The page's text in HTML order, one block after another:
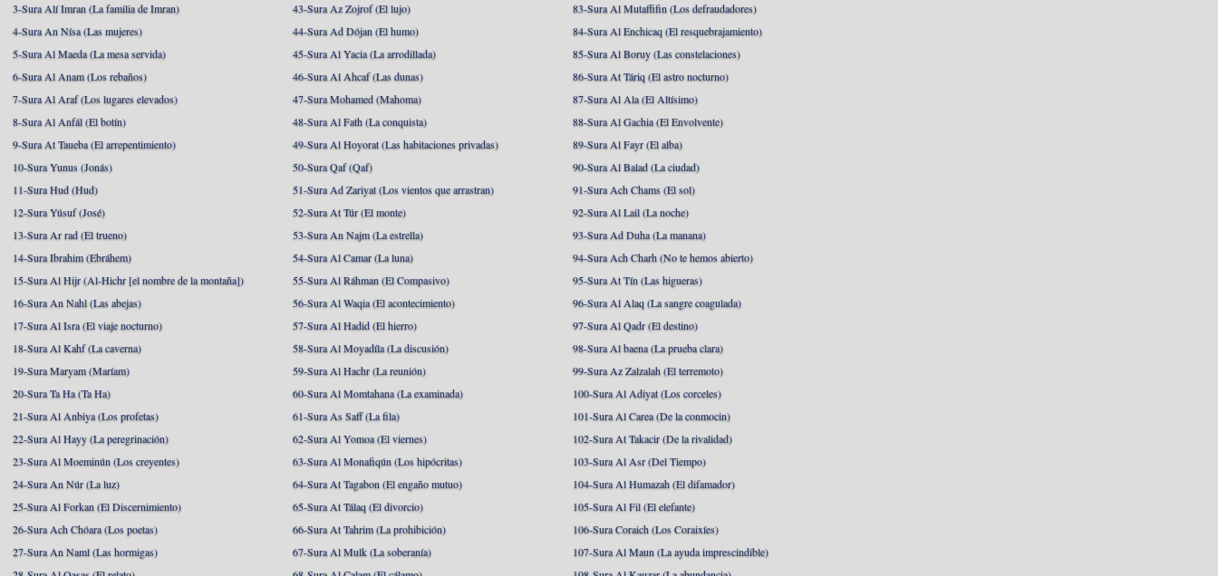
3-Sura Alí Imran (La familia de Imran)
4-Sura An Nísa (Las mujeres)
5-Sura Al Maeda (La mesa servida)
6-Sura Al Anam (Los rebaños)
7-Sura Al Araf (Los lugares elevados)
8-Sura Al Anfál (El botín)
9-Sura At Taueba (El arrepentimiento)
10-Sura Yunus (Jonás)
11-Sura Hud (Hud)
12-Sura Yúsuf (José)
13-Sura Ar rad (El trueno)
14-Sura Ibrahim (Ebráhem)
15-Sura Al Hijr (Al-Hichr [el nombre de la montaña])
16-Sura An Nahl (Las abejas)
17-Sura Al Isra (El viaje nocturno)
18-Sura Al Kahf (La caverna)
19-Sura Maryam (Maríam)
20-Sura Ta Ha (Ta Ha)
21-Sura Al Anbiya (Los profetas)
22-Sura Al Hayy (La peregrinación)
23-Sura Al Moeminún (Los creyentes)
24-Sura An Núr (La luz)
25-Sura Al Forkan (El Discernimiento)
26-Sura Ach Chóara (Los poetas)
27-Sura An Naml (Las hormigas)
43-Sura Az Zojrof (El lujo)
44-Sura Ad Dójan (El humo)
45-Sura Al Yacia (La arrodillada)
46-Sura Al Ahcaf (Las dunas)
47-Sura Mohamed (Mahoma)
48-Sura Al Fath (La conquista)
49-Sura Al Hoyorat (Las habitaciones privadas)
50-Sura Qaf (Qaf)
51-Sura Ad Zariyat (Los vientos que arrastran)
52-Sura At Túr (El monte)
53-Sura An Najm (La estrella)
54-Sura Al Camar (La luna)
55-Sura Al Ráhman (El Compasivo)
56-Sura Al Waqia (El acontecimiento)
57-Sura Al Hadid (El hierro)
58-Sura Al Moyadíla (La discusión)
59-Sura Al Hachr (La reunión)
60-Sura Al Momtahana (La examinada)
61-Sura As Saff (La fila)
62-Sura Al Yomoa (El viernes)
63-Sura Al Monafiqún (Los hipócritas)
64-Sura At Tagabon (El engaño mutuo)
65-Sura At Tálaq (El divorcio)
66-Sura At Tahrim (La prohibición)
67-Sura Al Mulk (La soberanía)
83-Sura Al Mutaffifin (Los defraudadores)
84-Sura Al Enchicaq (El resquebrajamiento)
85-Sura Al Boruy (Las constelaciones)
86-Sura At Táriq (El astro nocturno)
87-Sura Al Ala (El Altísimo)
88-Sura Al Gachia (El Envolvente)
89-Sura Al Fayr (El alba)
90-Sura Al Balad (La ciudad)
91-Sura Ach Chams (El sol)
92-Sura Al Lail (La noche)
93-Sura Ad Duha (La manana)
94-Sura Ach Charh (No te hemos abierto)
95-Sura At Tín (Las higueras)
96-Sura Al Alaq (La sangre coagulada)
97-Sura Al Qadr (El destino)
98-Sura Al baena (La prueba clara)
99-Sura Az Zalzalah (El terremoto)
100-Sura Al Adiyat (Los corceles)
101-Sura Al Carea (De la conmocin)
102-Sura At Takacir (De la rivalidad)
103-Sura Al Asr (Del Tiempo)
104-Sura Al Humazah (El difamador)
105-Sura Al Fil (El elefante)
106-Sura Coraich (Los Coraixíes)
107-Sura Al Maun (La ayuda imprescindible)